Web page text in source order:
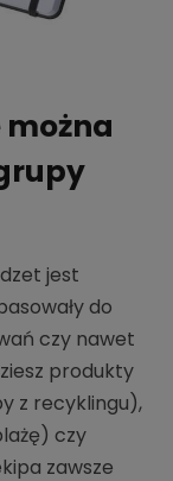
jest
do
czy nawet
produkty
z recyklingu),
czy
zawsze